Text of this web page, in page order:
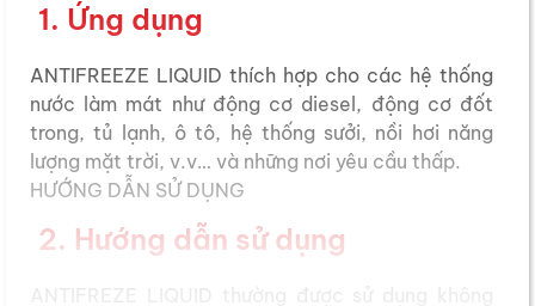
1. Ứng dụng
ANTIFREEZE LIQUID thích hợp cho các hệ thống
nước làm mát như động cơ diesel, động cơ đốt
trong, tủ lạnh, ô tô, hệ thống sưởi, nồi hơi năng
lượng mặt trời, v.v… và những nơi yêu cầu thấp.
HƯỚNG DẪN SỬ DỤNG
2. Hướng dẫn sử dụng